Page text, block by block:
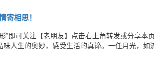
寄相思！
”即可关注【老朋友】点击右上角转发或分享本
人生的奥妙，感受生活的真谛。一任月光，如